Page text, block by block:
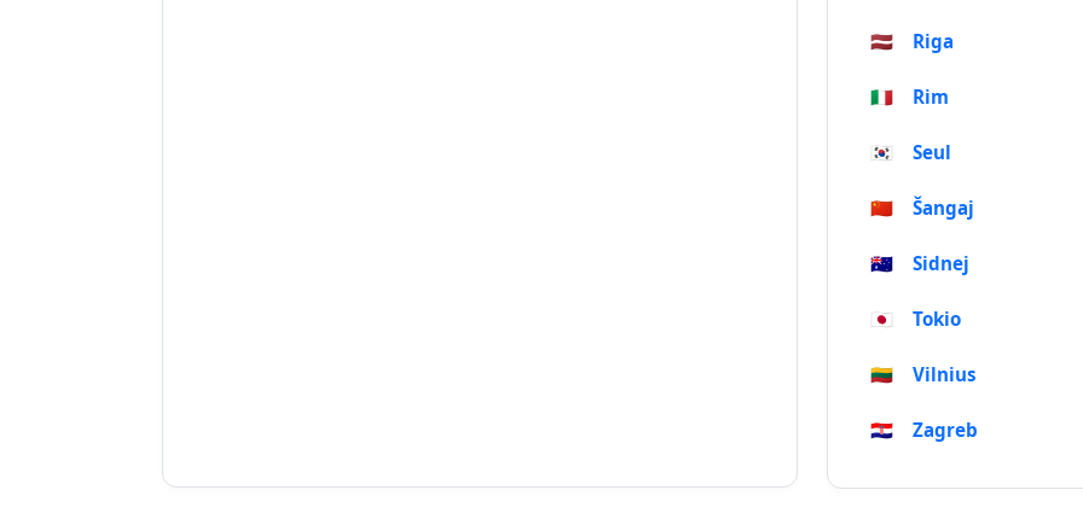
🇱🇻 Riga
🇮🇹 Rim
🇰🇷 Seul
🇨🇳 Šangaj
🇦🇺 Sidnej
🇯🇵 Tokio
🇱🇹 Vilnius
🇭🇷 Zagreb